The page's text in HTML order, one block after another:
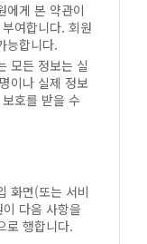
에게 본 약관이
여합니다. 회원
능합니다.
모든 정보는 실
이나 실제 정보
호를 받을 수
화면(또는 서비
다음 사항을
로 행합니다.